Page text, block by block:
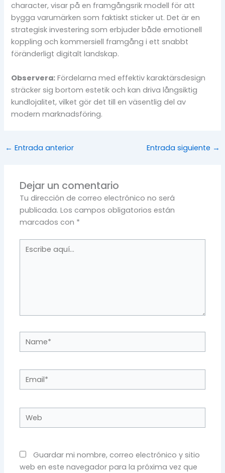
character, visar på en framgångsrik modell för att
bygga varumärken som faktiskt sticker ut. Det är en
strategisk investering som erbjuder både emotionell
koppling och kommersiell framgång i ett snabbt
föränderligt digitalt landskap.
Observera: Fördelarna med effektiv karaktärsdesign
sträcker sig bortom estetik och kan driva långsiktig
kundlojalitet, vilket gör det till en väsentlig del av
modern marknadsföring.
← Entrada anterior Entrada siguiente →
Dejar un comentario
Tu dirección de correo electrónico no será
publicada. Los campos obligatorios están
marcados con *
Escribe
Name*
Email*
Web
Guardar mi nombre, correo electrónico y sitio
web en este navegador para la próxima vez que